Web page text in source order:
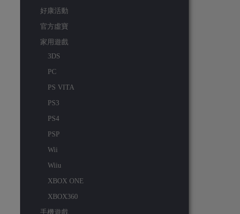
好康活動
官方虛寶
家用遊戲
3DS
PC
PS VITA
PS3
PS4
PSP
Wii
Wiiu
XBOX ONE
XBOX360
手機遊戲